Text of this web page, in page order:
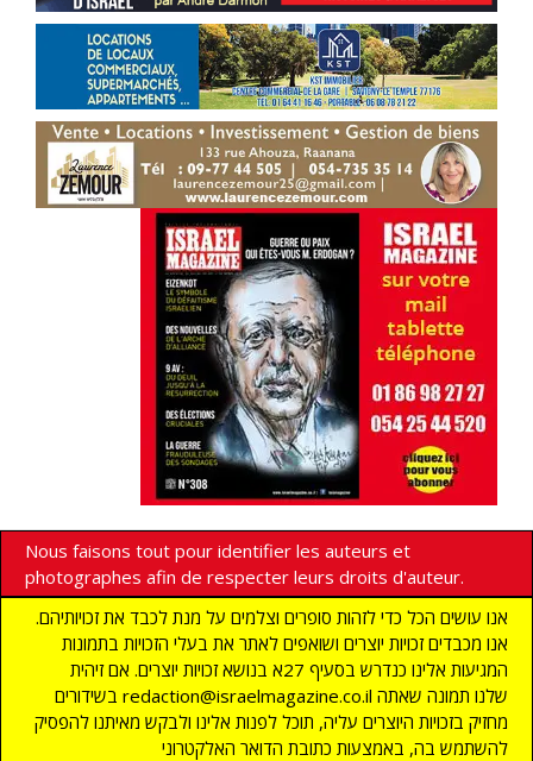
Nous faisons tout pour identifier les auteurs et
photographes afin de respecter leurs droits d'auteur.
אנו עושים הכל כדי לזהות סופרים וצלמים על מנת לכבד את זכויותיהם.
אנו מכבדים זכויות יוצרים ושואפים לאתר את בעלי הזכויות בתמונות
המגיעות אלינו כנדרש בסעיף 27א בנושא זכויות יוצרים. אם זיהית
בשידורים redaction@israelmagazine.co.il שלנו תמונה שאתה
מחזיק בזכויות היוצרים עליה, תוכל לפנות אלינו ולבקש מאיתנו להפסיק
להשתמש בה, באמצעות כתובת הדואר האלקטרוני